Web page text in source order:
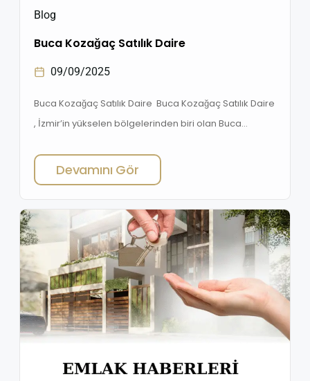
Blog
Buca Kozağaç Satılık Daire
09/09/2025
Buca Kozağaç Satılık Daire Buca Kozağaç Satılık Daire
, İzmir’in yükselen bölgelerinden biri olan Buca
isteyenler için cazip fırsatlar sunuyor. Uygun fiyatlı, 1+1
satılık daireler , 2+1 satılık daireler , 3+1 satılık daireler
mevcuttur , ulaşımı kolay ve sosyal imkanlarla çevrili
daire seçenekleriyle dikkat çeken Kozağaç, her
geçen […]
Devamını Gör